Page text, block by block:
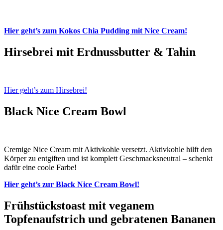
Hier geht’s zum Kokos Chia Pudding mit Nice Cream!
Hirsebrei mit Erdnussbutter & Tahin
Hier geht’s zum Hirsebrei!
Black Nice Cream Bowl
Cremige Nice Cream mit Aktivkohle versetzt. Aktivkohle hilft den
Körper zu entgiften und ist komplett Geschmacksneutral – schenkt
dafür eine coole Farbe!
Hier geht’s zur Black Nice Cream Bowl!
Frühstückstoast mit veganem
Topfenaufstrich und gebratenen Bananen